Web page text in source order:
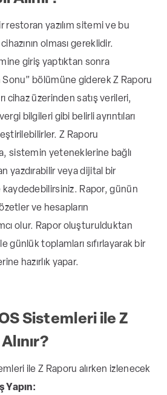
restoran yazılım sitemi ve bu
olması gereklidir.
giriş yaptıktan sonra
Sonu” bölümüne giderek Z Raporu
cihaz üzerinden satış verileri,
bilgileri gibi belirli ayrıntıları
Z Raporu
sistemin yeteneklerine bağlı
yazdırabilir veya dijital bir
kaydedebilirsiniz. Rapor, günün
ve hesapların
olur. Rapor oluşturulduktan
günlük toplamları sıfırlayarak bir
hazırlık yapar.
Sistemleri ile Z
ile Z Raporu alırken izlenecek
Yapın: